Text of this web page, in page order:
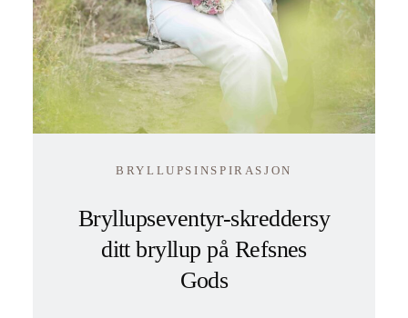
BRYLLUPSINSPIRASJON
Bryllupseventyr-skreddersy
ditt bryllup på Refsnes
Gods